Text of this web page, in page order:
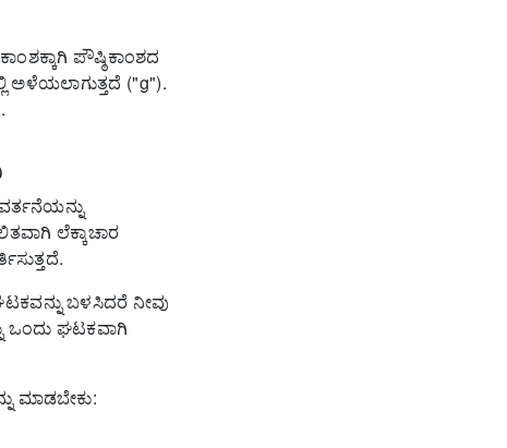
ಪೌಷ್ಠಿಕಾಂಶದ
ಅಳೆಯಲಾಗುತ್ತದೆ ("g").
ಲೆಕ್ಕಾಚಾರ
ಬಳಸಿದರೆ ನೀವು
ಒಂದು ಘಟಕವಾಗಿ
ಮಾಡಬೇಕು: